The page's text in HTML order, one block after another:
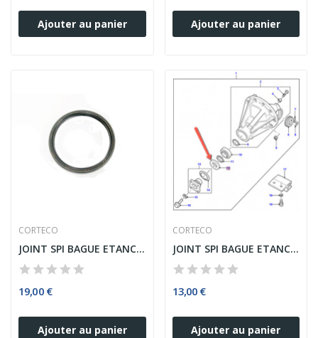
Ajouter au panier Ajouter au panier
CORTECO
JOINT SPI BAGUE ETANCHEITE BOITE AUTOMATIQUE...
19,00 €
Ajouter au panier
CORTECO
JOINT SPI BAGUE ETANCHEITE DIFFERENTIEL PIGNON...
13,00 €
Ajouter au panier